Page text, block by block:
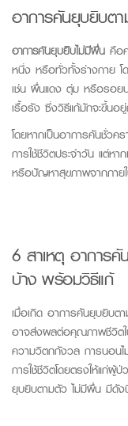
อาการคันยุบยิบต
อาการคันยุบยิบไม่มีผื่น คือ
หนึ่ง หรือทั่วทั้งร่างกาย โ
เช่น ผื่นแดง ตุ่ม หรือรอย
เรื้อรัง ซึ่งวิธีแก้มักจะขึ้น
โดยหากเป็นอาการคันชั่ว
การใช้ชีวิตประจำวัน แต่ห
หรือปัญหาสุขภาพจากภาย
6 สาเหตุ อาการคั
บ้าง พร้อมวิธีแก้
เมื่อเกิด อาการคันยุบยิบต
อาจส่งผลต่อคุณภาพชีวิตใ
ความวิตกกังวล การนอน
การใช้ชีวิตโดยตรงให้แก่ผู้
ยุบยิบตามตัว ไม่มีผื่น มีดั